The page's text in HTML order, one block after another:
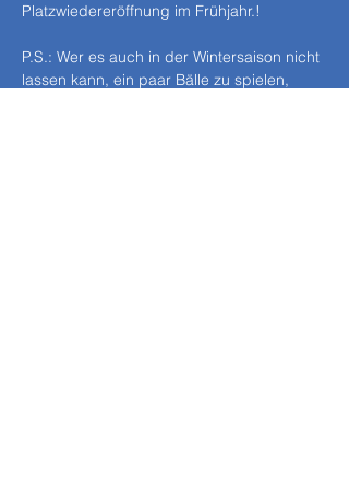
Platzwiedereröffnung im Frühjahr.!
P.S.: Wer es auch in der Wintersaison nicht
lassen kann, ein paar Bälle zu spielen,